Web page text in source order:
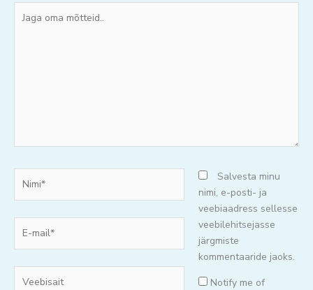
oma
mail*
Salvesta minu
nimi, e-posti- ja
veebiaadress sellesse
veebilehitsejasse
järgmiste
kommentaaride jaoks.
Notify me of